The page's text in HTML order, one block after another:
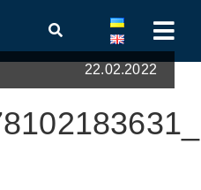
22.02.2022